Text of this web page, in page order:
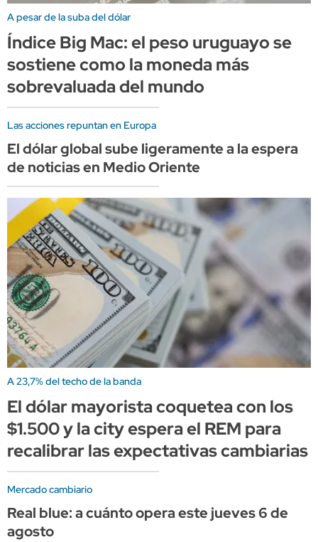
A pesar de la suba del dólar
Índice Big Mac: el peso uruguayo se
sostiene como la moneda más
sobrevaluada del mundo
Las acciones repuntan en Europa
El dólar global sube ligeramente a la espera
de noticias en Medio Oriente
A 23,7% del techo de la banda
El dólar mayorista coquetea con los
$1.500 y la city espera el REM para
recalibrar las expectativas cambiarias
Mercado cambiario
Real blue: a cuánto opera este jueves 6 de
agosto